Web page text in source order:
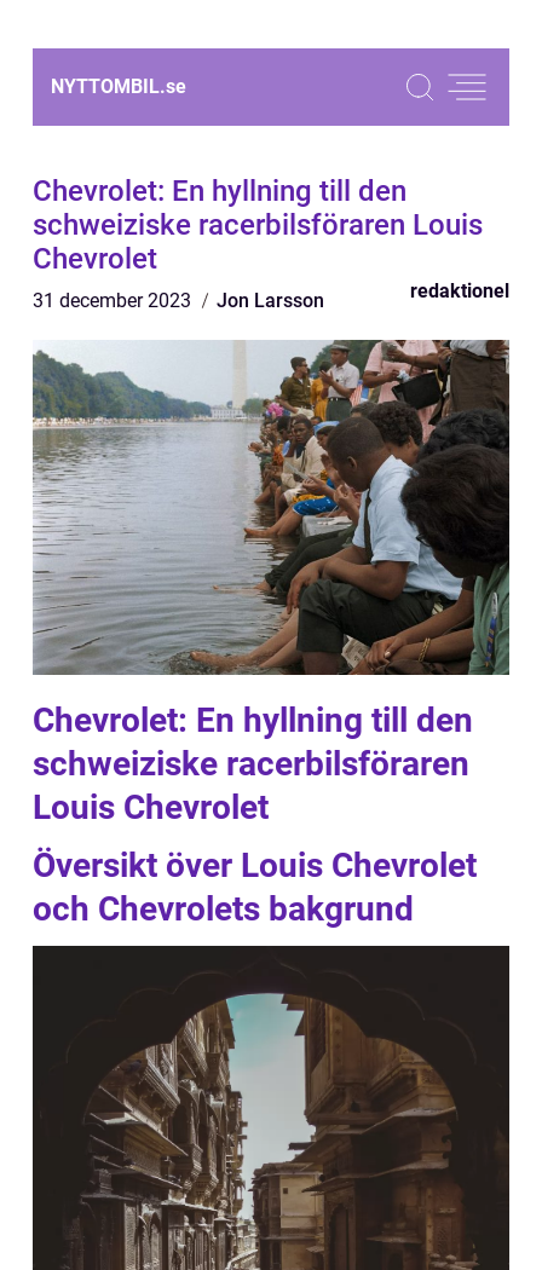
NYTTOMBIL.se
Chevrolet: En hyllning till den
schweiziske racerbilsföraren Louis
Chevrolet
31 december 2023 Jon Larsson redaktionel
Chevrolet: En hyllning till den
schweiziske racerbilsföraren
Louis Chevrolet
Översikt över Louis Chevrolet
och Chevrolets bakgrund